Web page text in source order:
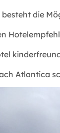
besteht die
Atlantica